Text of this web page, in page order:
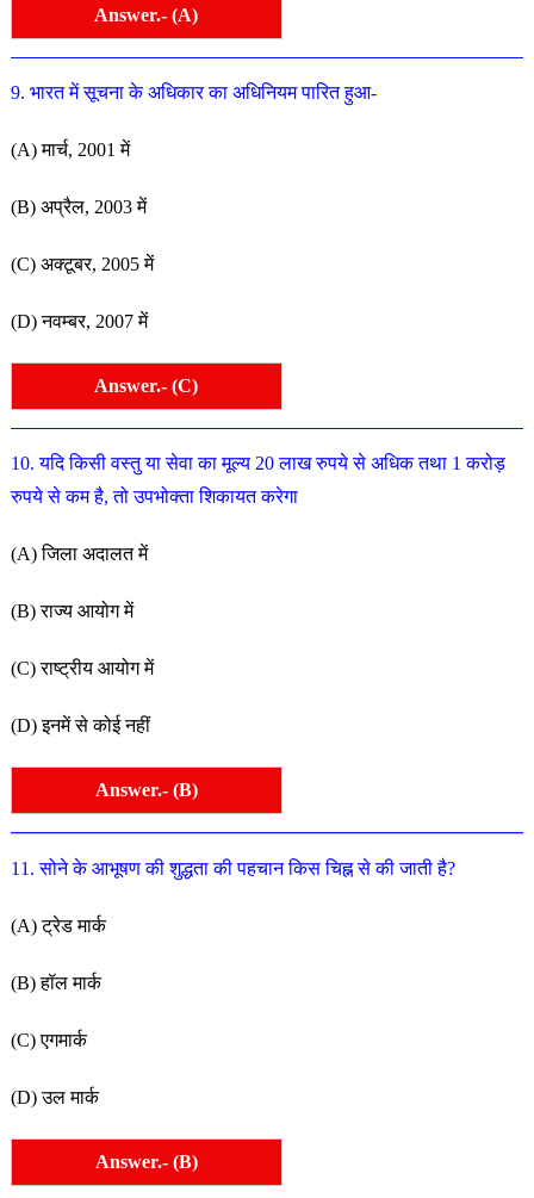
Answer.- (A)
9. भारत में सूचना के अधिकार का अधिनियम पारित हुआ-
(A) मार्च, 2001 में
(B) अप्रैल, 2003 में
(C) अक्टूबर, 2005 में
(D) नवम्बर, 2007 में
Answer.- (C)
10. यदि किसी वस्तु या सेवा का मूल्य 20 लाख रुपये से अधिक तथा 1 करोड़
रुपये से कम है, तो उपभोक्ता शिकायत करेगा
(A) जिला अदालत में
(B) राज्य आयोग में
(C) राष्ट्रीय आयोग में
(D) इनमें से कोई नहीं
Answer.- (B)
11. सोने के आभूषण की शुद्धता की पहचान किस चिह्न से की जाती है?
(A) ट्रेड मार्क
(B) हॉल मार्क
(C) एगमार्क
(D) उल मार्क
Answer.- (B)